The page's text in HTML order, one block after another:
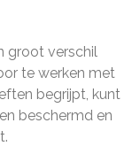
groot verschil
te werken met
begrijpt, kunt
beschermd en